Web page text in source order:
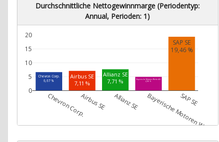
Durchschnittliche Nettogewinnmarge (Periodentyp:
Annual, Perioden: 1)
Chevron Corp.
6,67 %
Airbus SE
7,11 %
Allianz SE
7,71 %
Bayerische Motoren Werke AG
4,98 %
SAP SE
19,46 %
Chevron Corp.Airbus SE Allianz SE Bayerische Motoren Werke AG
SAP SE
0
5
10
15
20